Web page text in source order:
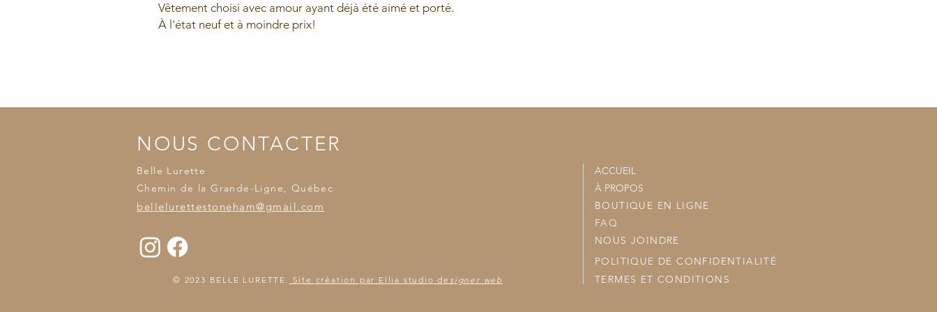
Vêtement choisi avec amour ayant déjà été aimé et porté.
À l'état neuf et à moindre prix!
NOUS CONTACTER
Belle Lurette
Chemin de la Grande-Ligne, Québec
bellelurettestoneham@gmail.com
ACCUEIL
À PROPOS
BOUTIQUE EN LIGNE
FAQ
NOUS JOINDRE
POLITIQUE DE CONFIDENTIALITÉ
© 2023 BELLE LURETTE. Site création par Ellia studio de signer web TERMES ET CONDITIONS